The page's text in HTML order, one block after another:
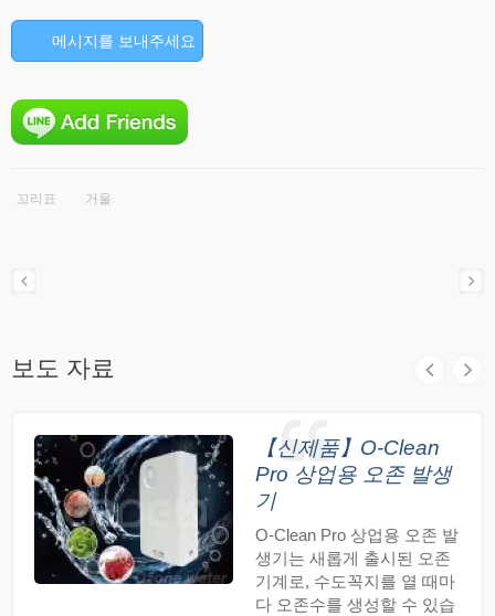
메시지를 보내주세요
꼬리표 거울
보도 자료
【신제품】O-Clean
Pro 상업용 오존 발생
기
O-Clean Pro 상업용 오존 발
생기는 새롭게 출시된 오존
기계로, 수도꼭지를 열 때마
다 오존수를 생성할 수 있습